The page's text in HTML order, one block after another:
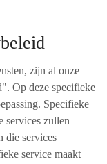
zijn al onze
Op deze specifieke
Specifieke
services zullen
die services
service maakt